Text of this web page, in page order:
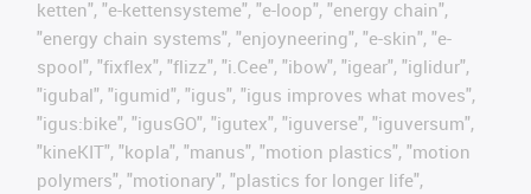
ketten", "e-kettensysteme", "e-loop", "energy chain",
"energy chain systems", "enjoyneering", "e-skin", "e-
spool", "fixflex", "flizz", "i.Cee", "ibow", "igear", "iglidur",
"igubal", "igumid", "igus", "igus improves what moves",
"igus:bike", "igusGO", "igutex", "iguverse", "iguversum",
"kineKIT", "kopla", "manus", "motion plastics", "motion
polymers", "motionary", "plastics for longer life",